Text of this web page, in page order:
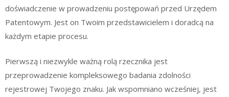
doświadczenie w prowadzeniu postępowań przed Urzędem
Patentowym. Jest on Twoim przedstawicielem i doradcą na
każdym etapie procesu.
Pierwszą i niezwykle ważną rolą rzecznika jest
przeprowadzenie kompleksowego badania zdolności
rejestrowej Twojego znaku. Jak wspomniano wcześniej, jest